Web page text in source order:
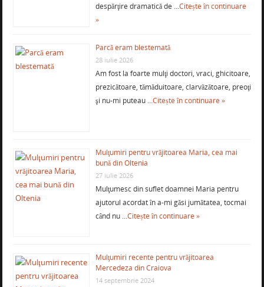
despărţire dramatică de …Citește în continuare
»
Parcă eram blestemată
28 iulie 2026
Am fost la foarte mulţi doctori, vraci, ghicitoare,
prezicătoare, tămăduitoare, clarvăzătoare, preoţi
şi nu-mi puteau …Citește în continuare »
Mulţumiri pentru vrăjitoarea Maria, cea mai
bună din Oltenia
27 iulie 2026
Mulţumesc din suflet doamnei Maria pentru
ajutorul acordat în a-mi găsi jumătatea, tocmai
când nu …Citește în continuare »
Mulţumiri recente pentru vrăjitoarea
Mercedeza din Craiova
14 septembrie 2024